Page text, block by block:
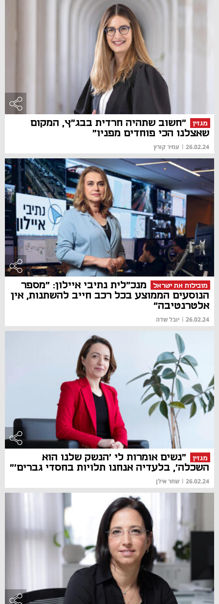
מגזין
"חשוב שתהיה חרדית בבג"ץ, המקום
שאצלנו הכי פוחדים מפניו"
26.02.24
| עמיר קורץ
מובילות את ישראל
מנכ"לית נתיבי איילון: "מספר
הנוסעים הממוצע בכל רכב חייב להשתנות, אין
אלטרנטיבה"
26.02.24
| יובל שדה
מגזין
"נשים אומרות לי 'הנשק שלנו הוא
השכלה', בלעדיה אנחנו תלויות בחסדי גברים'"
26.02.24
| שחר אילן